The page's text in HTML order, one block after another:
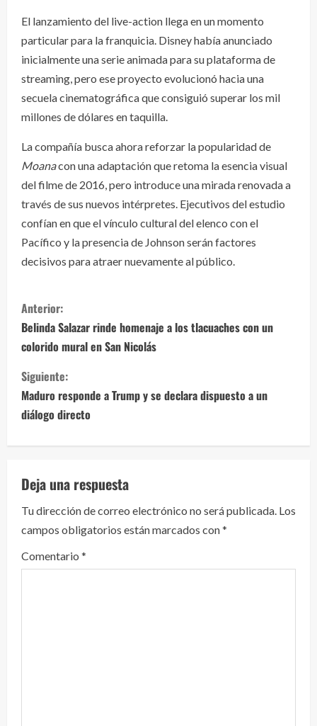
El lanzamiento del live-action llega en un momento
particular para la franquicia. Disney había anunciado
inicialmente una serie animada para su plataforma de
streaming, pero ese proyecto evolucionó hacia una
secuela cinematográfica que consiguió superar los mil
millones de dólares en taquilla.
La compañía busca ahora reforzar la popularidad de
Moanacon una adaptación que retoma la esencia visual
del filme de 2016, pero introduce una mirada renovada a
través de sus nuevos intérpretes. Ejecutivos del estudio
confían en que el vínculo cultural del elenco con el
Pacífico y la presencia de Johnson serán factores
decisivos para atraer nuevamente al público.
S
i
g
u
e
l
e
y
e
n
Anterior:
Belinda Salazar rinde homenaje a los tlacuaches con un
colorido mural en San Nicolás
Siguiente:
Maduro responde a Trump y se declara dispuesto a un
diálogo directo
Deja una respuesta
Tu dirección de correo electrónico no será publicada. Los
campos obligatorios están marcados con*
Comentario *